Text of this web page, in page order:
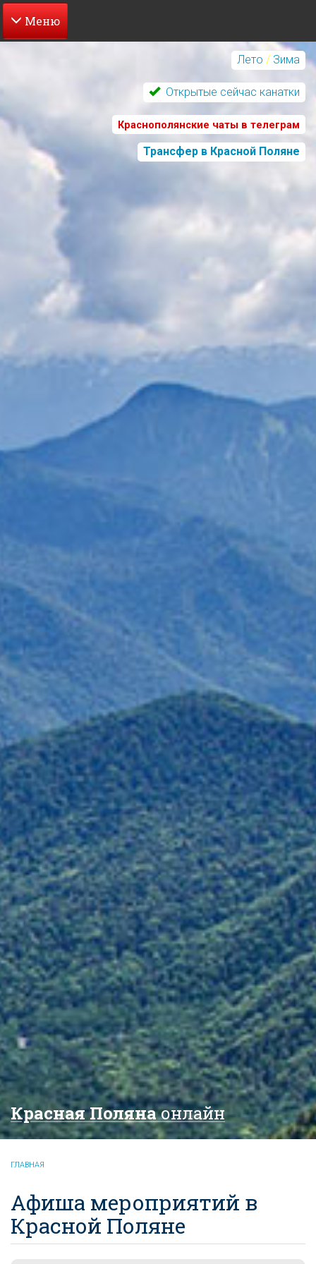
Перейти
содержанию
Лето / Зима
Открытые сейчас канатки
Краснополянские чаты в телеграм
Трансфер в Красной Поляне
Красная Полянаонлайн
ГЛАВНАЯ
Афиша мероприятий в
Красной Поляне